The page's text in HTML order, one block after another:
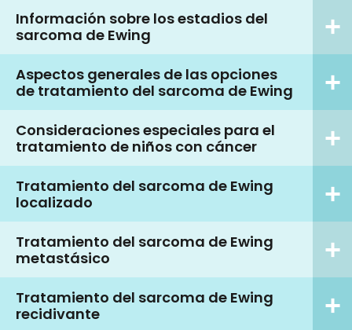
Información sobre los estadios del
sarcoma de Ewing
Aspectos generales de las opciones
de tratamiento del sarcoma de Ewing
Consideraciones especiales para el
tratamiento de niños con cáncer
Tratamiento del sarcoma de Ewing
localizado
Tratamiento del sarcoma de Ewing
metastásico
Tratamiento del sarcoma de Ewing
recidivante